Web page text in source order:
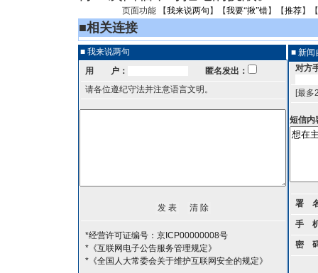
页面功能 【我来说两句 】【我要“揪”错】【推荐】
■相关连接
■ 我来说两句
用 户：
匿名发出：
请各位遵纪守法并注意语言文明。
*经营许可证编号：京ICP00000008号
*《互联网电子公告服务管理规定》
*《全国人大常委会关于维护互联网安全的规定》
■ 新闻
对方
[最多
短信内
署
手
密